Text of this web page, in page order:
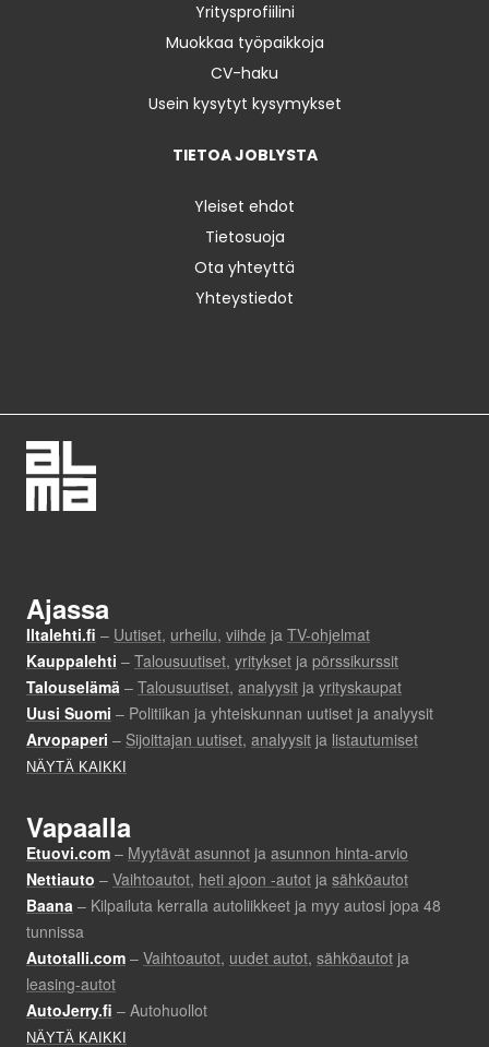
Yritysprofiilini
Muokkaa työpaikkoja
CV-haku
Usein kysytyt kysymykset
TIETOA JOBLYSTA
Yleiset ehdot
Tietosuoja
Ota yhteyttä
Yhteystiedot